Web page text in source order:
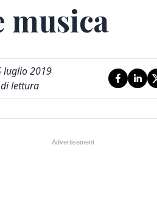
musica
luglio 2019
lettura